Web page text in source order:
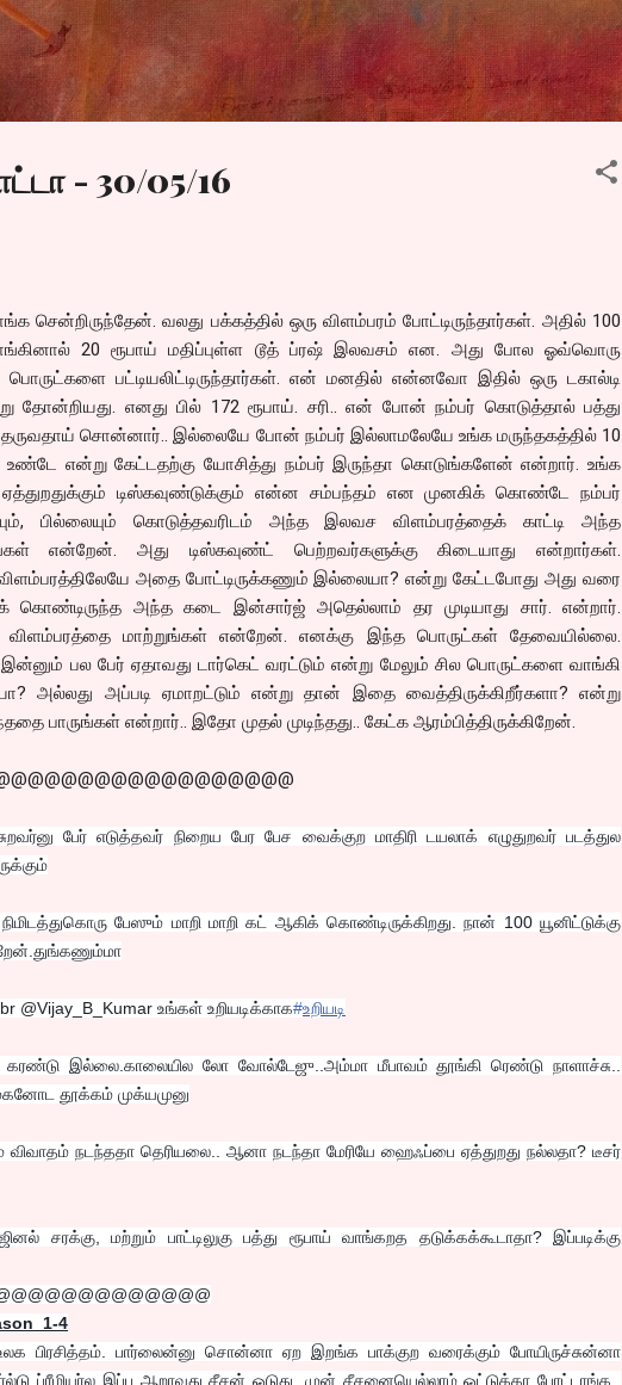
Skip to main content
- 30/05/16
சென்றிருந்தேன். வலது பக்கத்தில் ஒரு விளம்பரம் போட்டிருந்தார்கள். அதில் 100
20 ரூபாய் மதிப்புள்ள டூத் ப்ரஷ் இலவசம் என. அது போல ஓவ்வொரு
பட்டியலிட்டிருந்தார்கள். என் மனதில் என்னவோ இதில் ஒரு டகால்டி
தோன்றியது. எனது பில் 172 ரூபாய். சரி.. என் போன் நம்பர் கொடுத்தால் பத்து
தருவதாய் சொன்னார்.. இல்லையே போன் நம்பர் இல்லாமலேயே உங்க மருந்தகத்தில் 10
உண்டே என்று கேட்டதற்கு யோசித்து நம்பர் இருந்தா கொடுங்களேன் என்றார். உங்க
டிஸ்கவுண்டுக்கும் என்ன சம்பந்தம் என முனகிக் கொண்டே நம்பர்
பில்லையும் கொடுத்தவரிடம் அந்த இலவச விளம்பரத்தைக் காட்டி அந்த
என்றேன். அது டிஸ்கவுண்ட் பெற்றவர்களுக்கு கிடையாது என்றார்கள்.
அதை போட்டிருக்கணும் இல்லையா? என்று கேட்டபோது அது வரை
கொண்டிருந்த அந்த கடை இன்சார்ஜ் அதெல்லாம் தர முடியாது சார். என்றார்.
விளம்பரத்தை மாற்றுங்கள் என்றேன். எனக்கு இந்த பொருட்கள் தேவையில்லை.
பல பேர் ஏதாவது டார்கெட் வரட்டும் என்று மேலும் சில பொருட்களை வாங்கி
அல்லது அப்படி ஏமாறட்டும் என்று தான் இதை வைத்திருக்கிறீர்களா? என்று
பாருங்கள் என்றார்.. இதோ முதல் முடிந்தது.. கேட்க ஆரம்பித்திருக்கிறேன்.
பேர் எடுத்தவர் நிறைய பேர பேச வைக்குற மாதிரி டயலாக் எழுதுறவர் படத்துல
பேஸும் மாறி மாறி கட் ஆகிக் கொண்டிருக்கிறது. நான் 100 யூனிட்டுக்கு
@Vijay_B_Kumar உங்கள் உறியடிக்காக‪#‎உறியடி‬
கரண்டு இல்லை.காலையில லோ வோல்டேஜு..அம்மா மீபாவம் தூங்கி ரெண்டு நாளாச்சு..
தூக்கம் முக்யமுனு
நடந்ததா தெரியலை.. ஆனா நடந்தா மேரியே ஹைஃப்பை ஏத்துறது நல்லதா? டீசர்
சரக்கு, மற்றும் பாட்டிலுகு பத்து ரூபாய் வாங்கறத தடுக்கக்கூடாதா? இப்படிக்கு
1-4
பிரசித்தம். பார்லைன்னு சொன்னா ஏற இறங்க பாக்குற வரைக்கும் போயிருச்சுன்னா
ப்ரீமியர்ல இப்ப ஆறாவது சீசன் ஓடுது. முன் சீசனையெல்லாம் ஒட்டுக்கா போட்டாங்க..